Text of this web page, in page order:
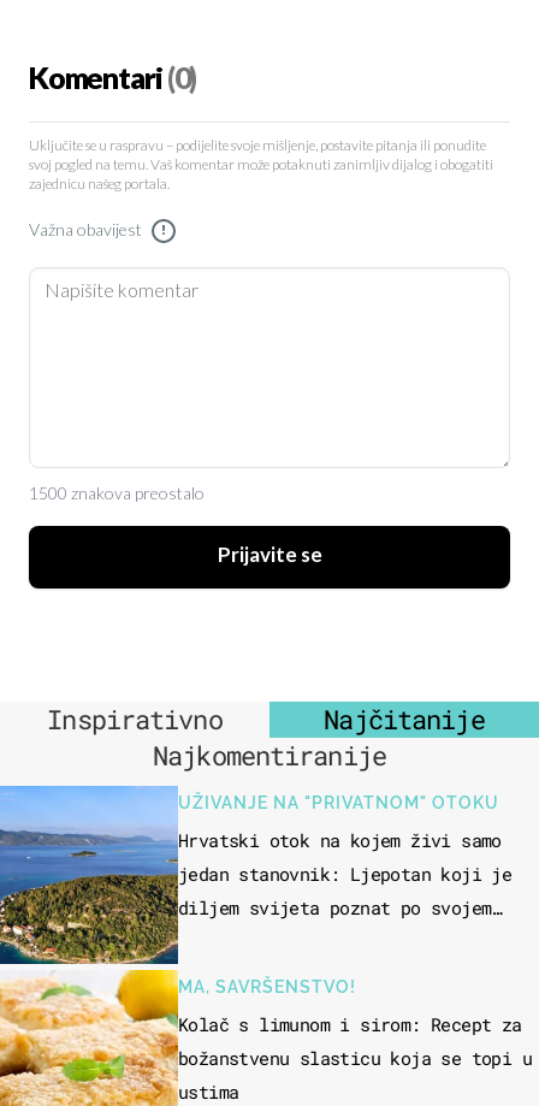
Komentari(0)
Uključite se u raspravu – podijelite svoje mišljenje, postavite pitanja ili ponudite
svoj pogled na temu. Vaš komentar može potaknuti zanimljiv dijalog i obogatiti
zajednicu našeg portala.
Važna obavijest !
1500 znakova preostalo
Prijavite se
Inspirativno
Najčitanije
Najkomentiranije
UŽIVANJE NA "PRIVATNOM" OTOKU
Hrvatski otok na kojem živi samo
jedan stanovnik: Ljepotan koji je
diljem svijeta poznat po svojem
MA, SAVRŠENSTVO!
Kolač s limunom i sirom: Recept za
božanstvenu slasticu koja se topi u
ustima